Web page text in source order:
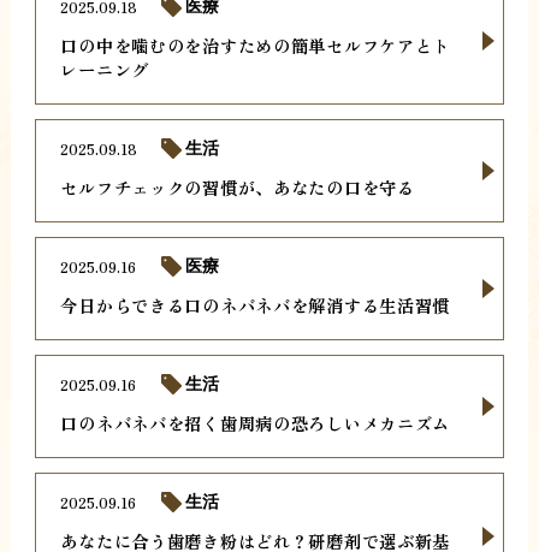
口の中を噛むのを治すための簡単セルフケアとト
レーニング
2025.09.18 医療
セルフチェックの習慣が、あなたの口を守る
2025.09.18 生活
今日からできる口のネバネバを解消する生活習慣
2025.09.16 医療
口のネバネバを招く歯周病の恐ろしいメカニズム
2025.09.16 生活
あなたに合う歯磨き粉はどれ？研磨剤で選ぶ新基
2025.09.16 生活